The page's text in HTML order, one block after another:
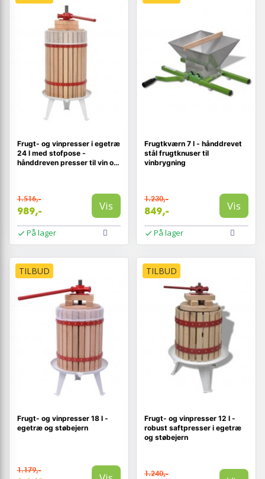
Frugt- og vinpresser i egetræ
24 l med stofpose -
hånddreven presser til vin og
1.516,-
989,- Vis
På lager
Frugtkværn 7 l - hånddrevet
stål frugtknuser til
vinbrygning
1.230,-
849,- Vis
På lager
TILBUD
Frugt- og vinpresser 18 l -
egetræ og støbejern
1.179,-
TILBUD
Frugt- og vinpresser 12 l -
robust saftpresser i egetræ
og støbejern
1.240,-